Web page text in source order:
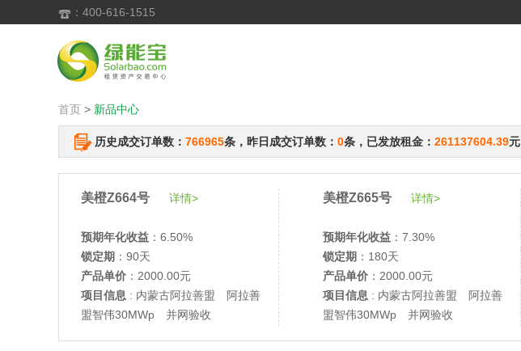
 ：400-616-1515
首页 > 新品中心
历史成交订单数： 766965条，昨日成交订单数： 0条，已发放租金： 261137604.39元
美橙Z664号 详情>
预期年化收益 ：6.50%
锁定期 ：90天
产品单价 ：2000.00元
项目信息 : 内蒙古阿拉善盟 阿拉善
盟智伟30MWp 并网验收
美橙Z665号 详情>
预期年化收益 ：7.30%
锁定期 ：180天
产品单价 ：2000.00元
项目信息 : 内蒙古阿拉善盟 阿拉善
盟智伟30MWp 并网验收